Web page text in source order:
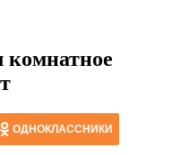
ОДНОКЛАССНИКИ